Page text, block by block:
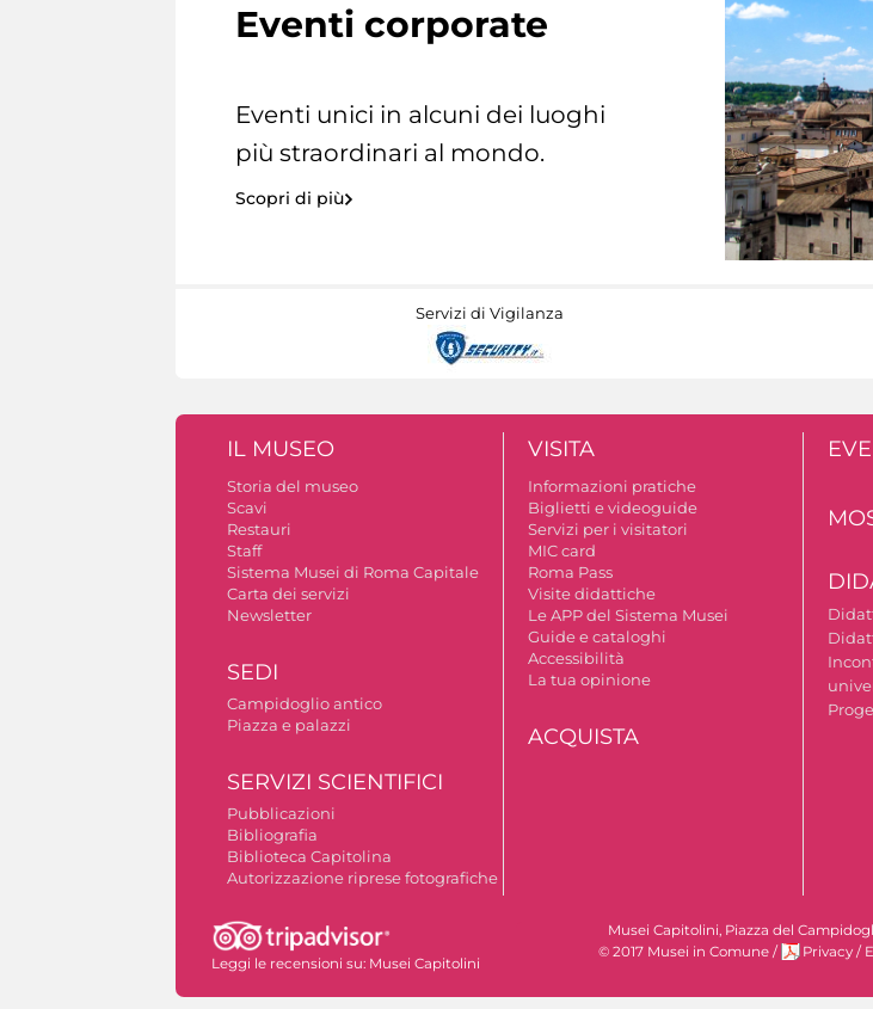
Eventi corporate
Eventi unici in alcuni dei luoghi
più straordinari al mondo.
Scopri di più
Servizi di Vigilanza
IL MUSEO
Storia del museo
Scavi
Restauri
Staff
Sistema Musei di Roma Capitale
Carta dei servizi
Newsletter
SEDI
Campidoglio antico
Piazza e palazzi
SERVIZI SCIENTIFICI
Pubblicazioni
Bibliografia
Biblioteca Capitolina
Autorizzazione riprese fotografiche
VISITA
Informazioni pratiche
Biglietti e videoguide
Servizi per i visitatori
MIC card
Roma Pass
Visite didattiche
Le APP del Sistema Musei
Guide e cataloghi
Accessibilità
La tua opinione
ACQUISTA
Leggi le recensioni su: Musei Capitolini
Musei Capitolini, Piazza del
© 2017 Musei in Comune / Privacy /